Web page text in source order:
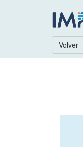
Volver